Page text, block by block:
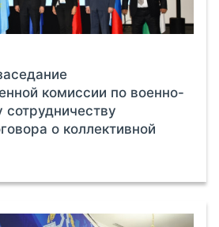
комиссии по военно-
сотрудничеству
о коллективной